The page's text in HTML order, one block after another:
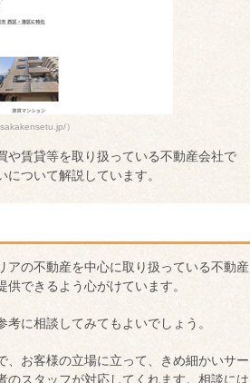
）
や賃貸等を取り扱っている不動産会社で
ついて解説しています。
アの不動産を中心に取り扱っている不動産
できるよう心がけています。
に相談してみてもよいでしょう。
お客様の立場に立って、きめ細かいサー
のスタッフが対応してくれます。相談には